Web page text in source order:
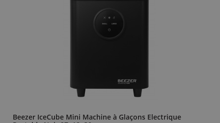
Beezer IceCube Mini Machine à Glaçons Electrique